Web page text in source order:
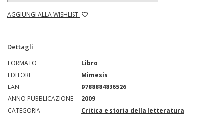
AGGIUNGI ALLA WISHLIST
Dettagli
FORMATO
Libro
EDITORE
Mimesis
EAN
9788884836526
ANNO PUBBLICAZIONE
2009
CATEGORIA
Critica e storia della letteratura